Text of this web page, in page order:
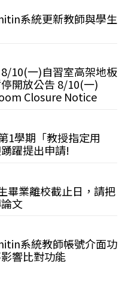
系統更新教師與學生
8/10(一)自習室高架地板
開放公告 8/10(一)
Closure Notice
1學期「教授指定用
躍提出申請!
畢業離校截止日，請把
文
系統教師帳號介面功
響比對功能